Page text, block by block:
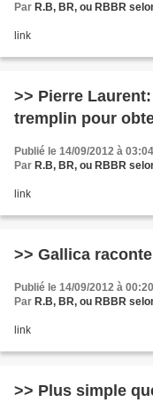
Par R.B, BR, ou RBBR
link
>> Pierre
tremplin pour
Publié le 14/09/2012 à 03:04
Par R.B, BR, ou RBBR
link
>> Gallica
Publié le 14/09/2012 à 00:20
Par R.B, BR, ou RBBR
link
>> Plus simple